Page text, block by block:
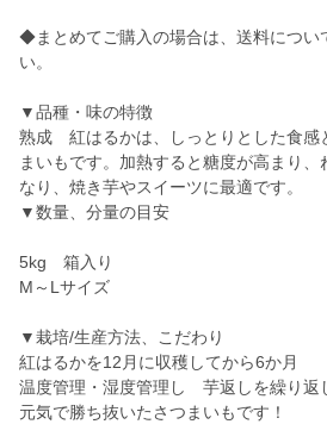
◆まとめてご購入の場合は、送料につい
い。
▼品種・味の特徴
熟成 紅はるかは、しっとりとした食感
まいもです。加熱すると糖度が高まり、
なり、焼き芋やスイーツに最適です。
▼数量、分量の目安
5kg 箱入り
M～Lサイズ
▼栽培/生産方法、こだわり
紅はるかを12月に収穫してから6か月
温度管理・湿度管理し 芋返しを繰り返
元気で勝ち抜いたさつまいもです！